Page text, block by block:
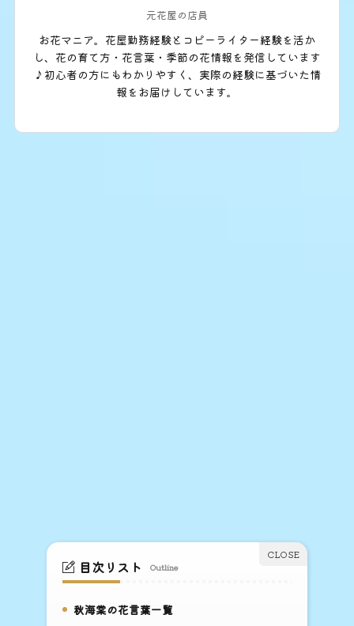
元花屋の店員
お花マニア。花屋勤務経験とコピーライター経験を活か
し、花の育て方・花言葉・季節の花情報を発信しています
♪初心者の方にもわかりやすく、実際の経験に基づいた情
報をお届けしています。
目次リスト Outline
1.秋海棠の花言葉一覧